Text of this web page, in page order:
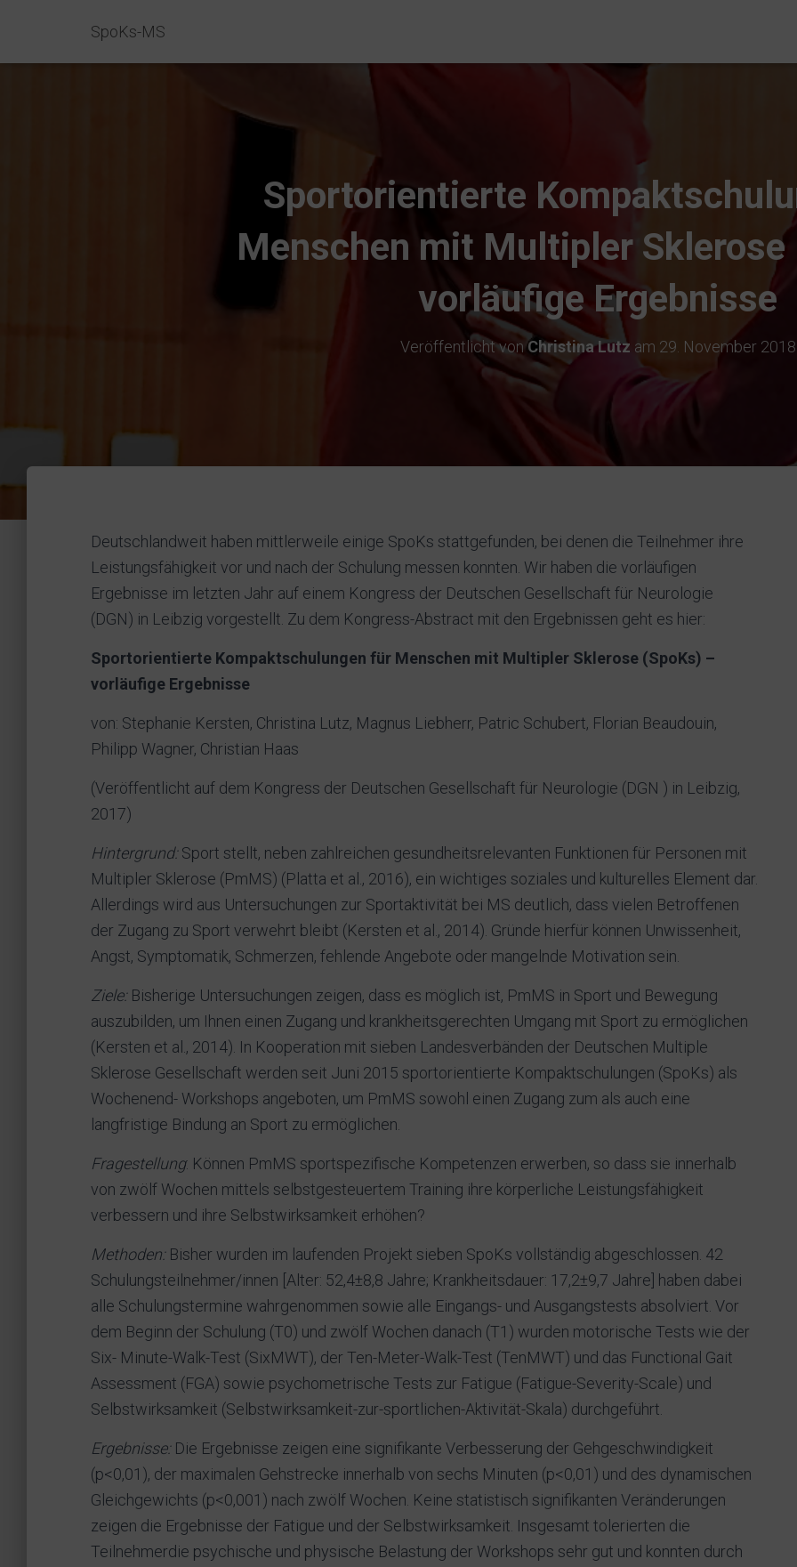
SpoKs-MS
Sportorientierte
Menschen mit Multipler Sklerose
vorläufige Ergebnisse
Veröffentlicht vonChristina Lutz am 29. November 2018
Deutschlandweit haben mittlerweile einige SpoKs stattgefunden, bei denen die Teilnehmer ihre
Leistungsfähigkeit vor und nach der Schulung messen konnten. Wir haben die vorläufigen
Ergebnisse im letzten Jahr auf einem Kongress der Deutschen Gesellschaft für Neurologie
(DGN) in Leibzig vorgestellt. Zu dem Kongress-Abstract mit den Ergebnissen geht es hier:
Sportorientierte Kompaktschulungen für Menschen mit Multipler Sklerose (SpoKs) –
vorläufige Ergebnisse
von: Stephanie Kersten, Christina Lutz, Magnus Liebherr, Patric Schubert, Florian Beaudouin,
Philipp Wagner, Christian Haas
(Veröffentlicht auf dem Kongress der Deutschen Gesellschaft für Neurologie (DGN ) in Leibzig,
2017)
Hintergrund:Sport stellt, neben zahlreichen gesundheitsrelevanten Funktionen für Personen mit
Multipler Sklerose (PmMS) (Platta et al., 2016), ein wichtiges soziales und kulturelles Element dar.
Allerdings wird aus Untersuchungen zur Sportaktivität bei MS deutlich, dass vielen Betroffenen
der Zugang zu Sport verwehrt bleibt (Kersten et al., 2014). Gründe hierfür können Unwissenheit,
Angst, Symptomatik, Schmerzen, fehlende Angebote oder mangelnde Motivation sein.
Ziele:Bisherige Untersuchungen zeigen, dass es möglich ist, PmMS in Sport und Bewegung
auszubilden, um Ihnen einen Zugang und krankheitsgerechten Umgang mit Sport zu ermöglichen
(Kersten et al., 2014). In Kooperation mit sieben Landesverbänden der Deutschen Multiple
Sklerose Gesellschaft werden seit Juni 2015 sportorientierte Kompaktschulungen (SpoKs) als
Wochenend- Workshops angeboten, um PmMS sowohl einen Zugang zum als auch eine
langfristige Bindung an Sport zu ermöglichen.
Fragestellung: Können PmMS sportspezifische Kompetenzen erwerben, so dass sie innerhalb
von zwölf Wochen mittels selbstgesteuertem Training ihre körperliche Leistungsfähigkeit
verbessern und ihre Selbstwirksamkeit erhöhen?
Methoden:Bisher wurden im laufenden Projekt sieben SpoKs vollständig abgeschlossen. 42
Schulungsteilnehmer/innen [Alter: 52,4±8,8 Jahre; Krankheitsdauer: 17,2±9,7 Jahre] haben dabei
alle Schulungstermine wahrgenommen sowie alle Eingangs- und Ausgangstests absolviert. Vor
dem Beginn der Schulung (T0) und zwölf Wochen danach (T1) wurden motorische Tests wie der
Six- Minute-Walk-Test (SixMWT), der Ten-Meter-Walk-Test (TenMWT) und das Functional Gait
Assessment (FGA) sowie psychometrische Tests zur Fatigue (Fatigue-Severity-Scale) und
Selbstwirksamkeit (Selbstwirksamkeit-zur-sportlichen-Aktivität-Skala) durchgeführt.
Ergebnisse:Die Ergebnisse zeigen eine signifikante Verbesserung der Gehgeschwindigkeit
(p<0,01), der maximalen Gehstrecke innerhalb von sechs Minuten (p<0,01) und des dynamischen
Gleichgewichts (p<0,001) nach zwölf Wochen. Keine statistisch signifikanten Veränderungen
zeigen die Ergebnisse der Fatigue und der Selbstwirksamkeit. Insgesamt tolerierten die
Teilnehmerdie psychische und physische Belastung der Workshops sehr gut und konnten durch